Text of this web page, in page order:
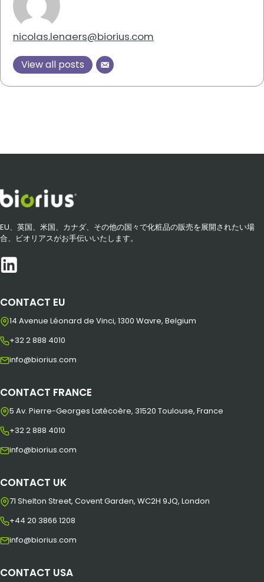
nicolas.lenaers@biorius.com
View all posts
EU、英国、米国、カナダ、その他の国々で化粧品の販売を展開されたい場
合、ビオリアスがお手伝いいたします。
CONTACT EU
14 Avenue Léonard de Vinci, 1300 Wavre, Belgium
+32 2 888 4010
info@biorius.com
CONTACT FRANCE
5 Av. Pierre-Georges Latécoère, 31520 Toulouse, France
+32 2 888 4010
info@biorius.com
CONTACT UK
71 Shelton Street, Covent Garden, WC2H 9JQ, London
+44 20 3866 1208
info@biorius.com
CONTACT USA